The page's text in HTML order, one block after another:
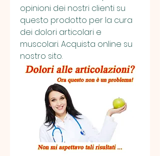
opinioni dei nostri clienti su
questo prodotto per la cura
dei dolori articolari e
muscolari. Acquista online su
nostro sito.